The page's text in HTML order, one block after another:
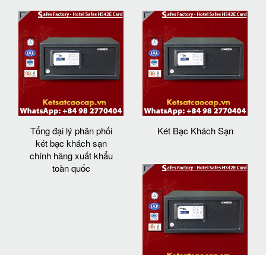
Tổng đại lý phân phối
két bạc khách sạn
chính hãng xuất khẩu
toàn quốc
Két Bạc Khách Sạn